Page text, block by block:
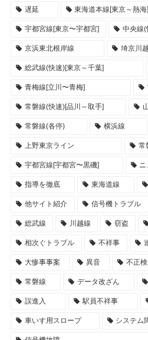
遅延 東海道本線[東京～熱海]
宇都宮線[東京〜宇都宮] 中央線(
京浜東北根岸線 埼京川
総武線(快速)[東京～千葉]
青梅線[立川〜青梅]
常磐線(快速)[品川～取手]
常磐線(各停) 横浜線
上野東京ライン 常
宇都宮線[宇都宮〜黒磯] ニ
指導を徹底 東海道線
他サイト紹介 信号機トラブル
総武線 川越線 窃盗
相次ぐトラブル 不祥事
大惨事事案 異音 不正
常磐線 データ改ざん
誤進入 駅員不祥事
車いす用スロープ システム